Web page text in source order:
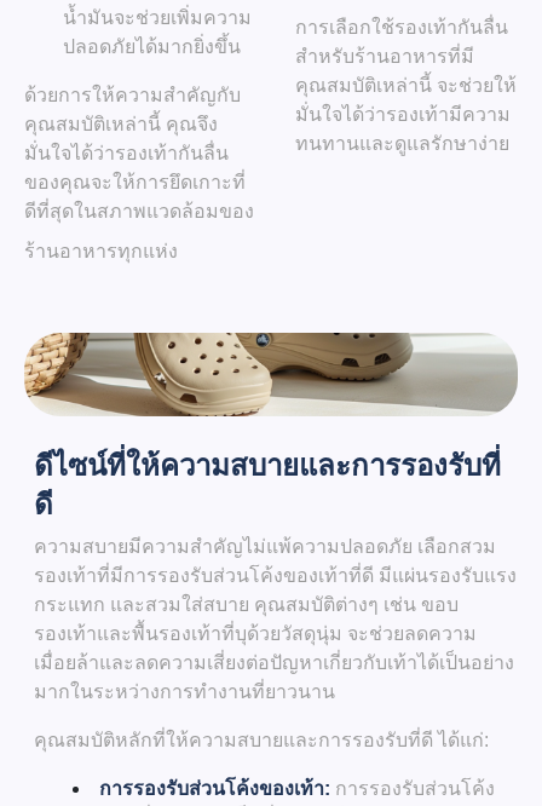
น้ำมันจะช่วยเพิ่มความ
ปลอดภัยได้มากยิ่งขึ้น
ด้วยการให้ความสำคัญกับ
คุณสมบัติเหล่านี้ คุณจึง
มั่นใจได้ว่ารองเท้ากันลื่น
ของคุณจะให้การยึดเกาะที่
ดีที่สุดในสภาพแวดล้อมของ
ร้านอาหารทุกแห่ง
การเลือกใช้รองเท้ากันลื่น
สำหรับร้านอาหารที่มี
คุณสมบัติเหล่านี้ จะช่วยให้
มั่นใจได้ว่ารองเท้ามีความ
ทนทานและดูแลรักษาง่าย
ดีไซน์ที่ให้ความสบายและการรองรับที่
ดี
ความสบายมีความสำคัญไม่แพ้ความปลอดภัย เลือกสวม
รองเท้าที่มีการรองรับส่วนโค้งของเท้าที่ดี มีแผ่นรองรับแรง
กระแทก และสวมใส่สบาย คุณสมบัติต่างๆ เช่น ขอบ
รองเท้าและพื้นรองเท้าที่บุด้วยวัสดุนุ่ม จะช่วยลดความ
เมื่อยล้าและลดความเสี่ยงต่อปัญหาเกี่ยวกับเท้าได้เป็นอย่าง
มากในระหว่างการทำงานที่ยาวนาน
คุณสมบัติหลักที่ให้ความสบายและการรองรับที่ดี ได้แก่:
การรองรับส่วนโค้งของเท้า: การรองรับส่วนโค้ง